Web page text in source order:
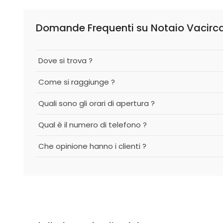
Domande Frequenti su Notaio
Dove si trova ?
Come si raggiunge ?
Quali sono gli orari di apertura ?
Qual è il numero di telefono ?
Che opinione hanno i clienti ?